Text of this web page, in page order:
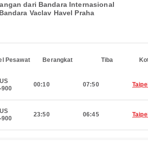
dari Bandara Internasional
Vaclav Havel Praha
Pesawat Berangkat Tiba
900
00:10 07:50
900
23:50 06:45